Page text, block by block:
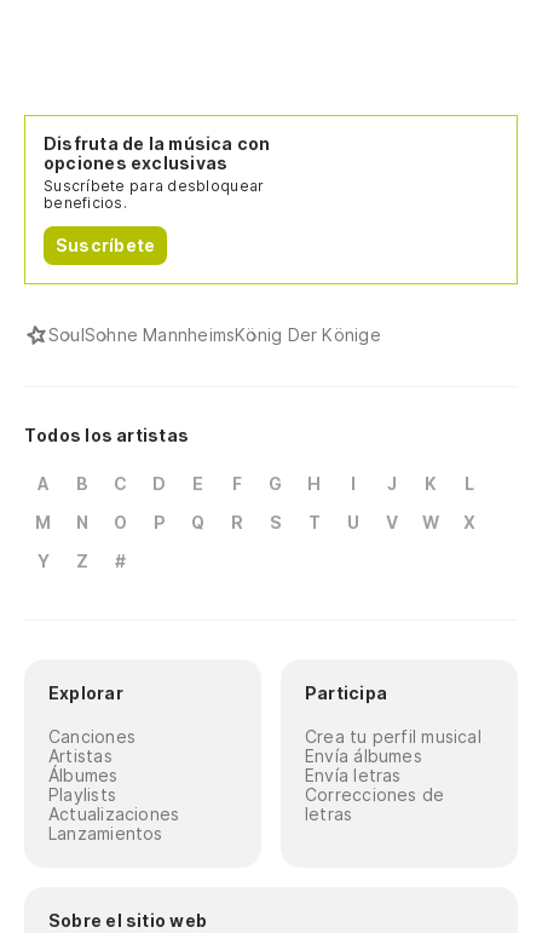
Disfruta de la música con
opciones exclusivas
Suscríbete para desbloquear
beneficios.
Suscríbete
SoulSohne MannheimsKönig Der Könige
Todos los artistas
A B C D E F G H I J K
L
M
N O P Q R S T U V W
X
Y
Z #
Explorar
Canciones
Artistas
Álbumes
Playlists
Actualizaciones
Lanzamientos
Participa
Crea tu perfil musical
Envía álbumes
Envía letras
Correcciones de
letras
Sobre el sitio web